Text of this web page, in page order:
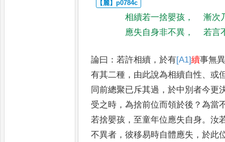
相續若一捨嬰孩 ，
漸次
應失自身非不異 ， 若言
論曰 ：若許相續 ，於有[A1]續事無
有其二種 ， 由此說為相續自性、或
同前總聚已斥其過 ，於中別者今更
受之時 ，為捨前位而領於後 ？為當
若捨嬰孩 ， 至童年位應失自身。汝
不異者 ，彼移易時自體應失 ，於此